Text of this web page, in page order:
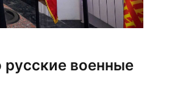
русские военные